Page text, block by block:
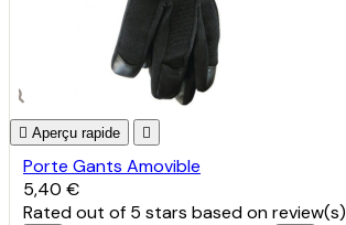
 Aperçu rapide 
Porte Gants Amovible
5,40 €
Ratedout of 5 stars based onreview(s)